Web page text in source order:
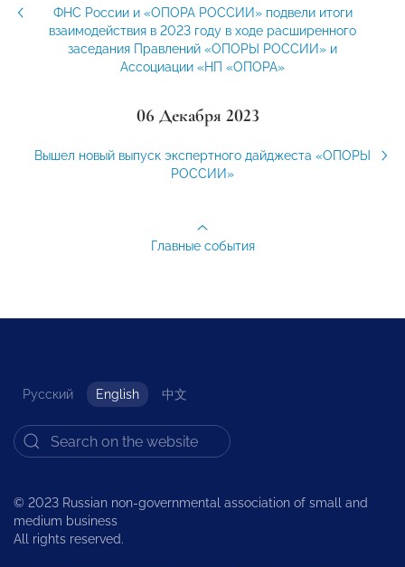
ФНС России и «ОПОРА РОССИИ» подвели итоги
взаимодействия в 2023 году в ходе расширенного
заседания Правлений «ОПОРЫ РОССИИ» и
Ассоциации «НП «ОПОРА»
06 Декабря 2023
Вышел новый выпуск экспертного дайджеста «ОПОРЫ
РОССИИ»
Главные события
Русский English 中文
© 2023 Russian non-governmental association of small and
medium business
All rights reserved.